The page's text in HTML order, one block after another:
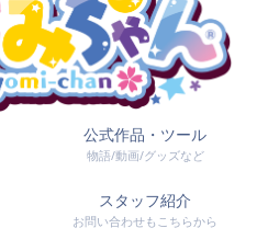
公式作品・ツール
物語/動画/グッズなど
スタッフ紹介
お問い合わせもこちらから